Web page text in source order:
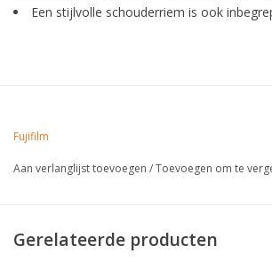
Een stijlvolle schouderriem is ook
Fujifilm
Aan verlanglijst toevoegen /Toevoegen om te
Gerelateerde producten